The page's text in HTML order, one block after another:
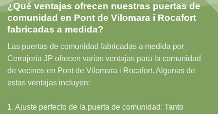
¿Qué ventajas ofrecen nuestras puertas de
comunidad en Pont de Vilomara i Rocafort
fabricadas a medida?
Las puertas de comunidad fabricadas a medida por
Cerrajería JP ofrecen varias ventajas para la comunidad
de vecinos en Pont de Vilomara i Rocafort. Algunas de
estas ventajas incluyen:
1. Ajuste perfecto de la puerta de comunidad: Tanto